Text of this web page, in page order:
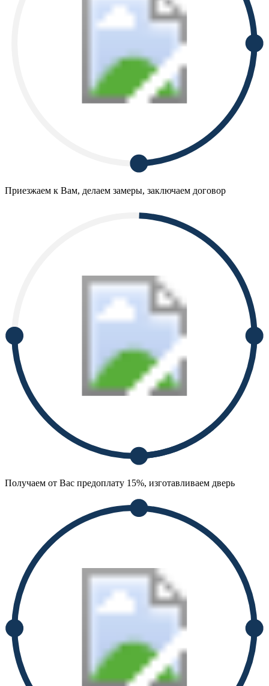
Приезжаем к Вам, делаем замеры, заключаем договор
Получаем от Вас предоплату 15%, изготавливаем дверь